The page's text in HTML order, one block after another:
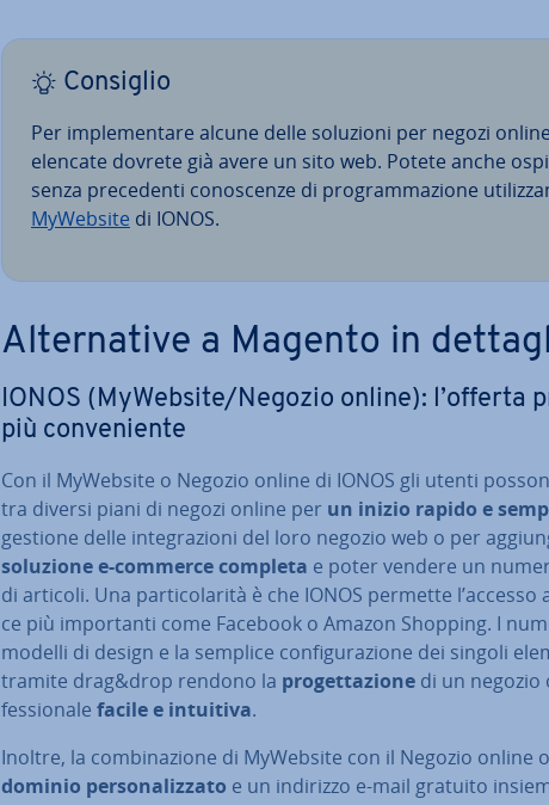
Consiglio
Per im­ple­men­ta­re alcune delle soluzioni per negozi
elencate dovrete già avere un sito web. Potete anche
senza pre­ce­den­ti co­no­scen­ze di pro­gram­ma­zio­ne
MyWebsite di IONOS.
Al­ter­na­ti­ve a Magento in
IONOS (MyWebsite/Negozio online): l’offerta
più con­ve­nien­te
Con il MyWebsite o Negozio online di IONOS gli utenti
tra diversi piani di negozi online per un inizio rapido e
gestione delle in­te­gra­zio­ni del loro negozio web o per
soluzione e-commercecompleta e poter vendere un
di articoli. Una par­ti­co­la­ri­tà è che IONOS permette
ce più im­por­tan­ti come Facebook o Amazon Shopping. I
modelli di design e la semplice con­fi­gu­ra­zio­ne dei singoli
tramite drag&drop rendono la pro­get­ta­zio­ne di un
fes­sio­na­le facile e intuitiva.
Inoltre, la com­bi­na­zio­ne di MyWebsite con il Negozio online
dominio per­so­na­liz­za­to e un indirizzo e-mail gratuito